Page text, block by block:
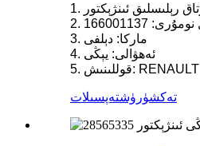
رېلىسلىق ئىنژېكتور
3. ماركا: دېلفى
4. ئەھۋالى: يېڭى
5. قوللىنىش: RENAULT
تەكشۈرۈشتەپسىلات